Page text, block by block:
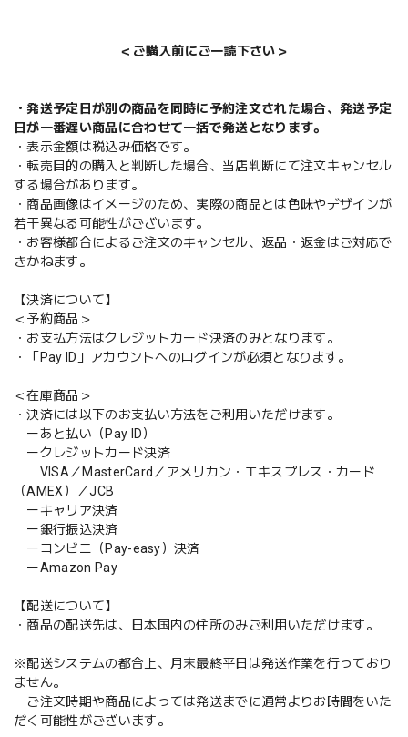
＜ご購入前にご一読下さい＞
・発送予定日が別の商品を同時に予約注文された場合、発送予定
日が一番遅い商品に合わせて一括で発送となります。
・表示金額は税込み価格です。
・転売目的の購入と判断した場合、当店判断にて注文キャンセル
する場合があります。
・商品画像はイメージのため、実際の商品とは色味やデザインが
若干異なる可能性がございます。
・お客様都合によるご注文のキャンセル、返品・返金はご対応で
きかねます。
【決済について】
＜予約商品＞
・お支払方法はクレジットカード決済のみとなります。
・「Pay ID」アカウントへのログインが必須となります。
＜在庫商品＞
・決済には以下のお支払い方法をご利用いただけます。
ーあと払い（Pay ID）
ークレジットカード決済
VISA／MasterCard／アメリカン・エキスプレス・カード
（AMEX）／JCB
ーキャリア決済
ー銀行振込決済
ーコンビニ（Pay-easy）決済
ーAmazon Pay
【配送について】
・商品の配送先は、日本国内の住所のみご利用いただけます。
※配送システムの都合上、月末最終平日は発送作業を行っており
ません。
ご注文時期や商品によっては発送までに通常よりお時間をいた
だく可能性がございます。